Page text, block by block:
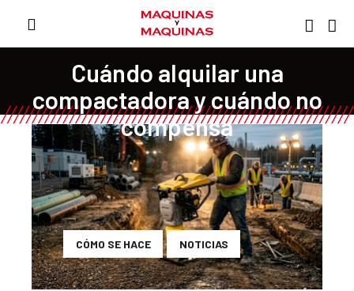
Cuándo alquilar una
compactadora y cuándo no
compensa
CÓMO SE HACE NOTICIAS